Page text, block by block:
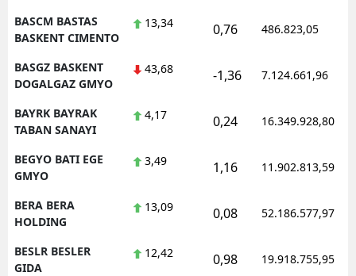
BASCM BASTAS
BASKENT CIMENTO
13,34 0,76 486.823,05
BASGZ BASKENT
DOGALGAZ GMYO
43,68 -1,36 7.124.661,96
BAYRK BAYRAK
TABAN SANAYI
4,17 0,24 16.349.928,80
BEGYO BATI EGE
GMYO
3,49 1,16 11.902.813,59
BERA BERA
HOLDING
13,09 0,08 52.186.577,97
BESLR BESLER
GIDA
12,42 0,98 19.918.755,95